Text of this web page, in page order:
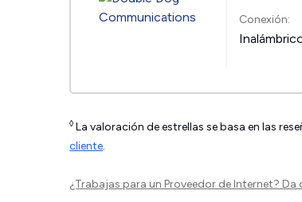
Conexión:
◊ La valoración de estrellas se basa en las
cliente.
¿Trabajas para un Proveedor de Internet? Da